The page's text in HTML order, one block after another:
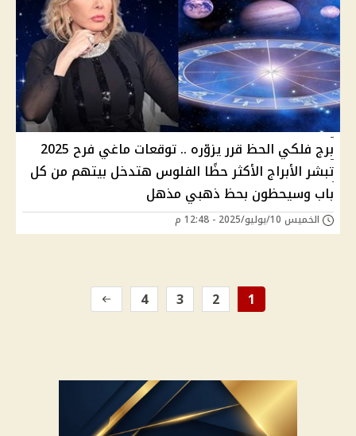
برج فلكي الحظ قرر يزوّره .. توقعات ماغي فرح 2025
تبشر الأبراج الأكثر حظًا الفلوس هتدخل بيتهم من كل
باب وسيحظون بحظ ذهبي مذهل
الخميس 10/يوليو/2025 - 12:48 م
1
2
3
4